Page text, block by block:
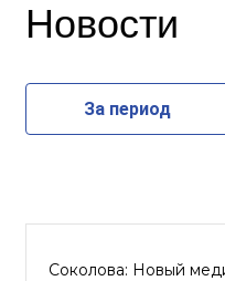
Новости
За период
Соколова: Новый